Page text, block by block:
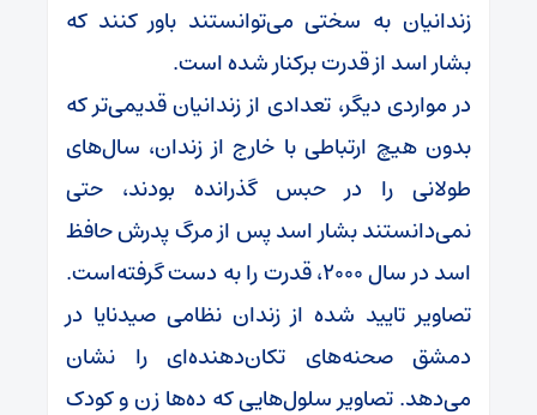
زندانیان به سختی می‌توانستند باور کنند که
بشار اسد از قدرت برکنار شده‌ است.
در مواردی دیگر، تعدادی از زندانیان قدیمی‌تر که
بدون هیچ ارتباطی با خارج از زندان، سال‌های
طولانی‌ را در حبس گذرانده‌ بودند، حتی
نمی‌دانستند بشار اسد پس از مرگ پدرش حافظ
اسد در سال ۲۰۰۰، قدرت را به دست گرفته‌است.
تصاویر تایید شده از زندان نظامی صیدنایا در
دمشق صحنه‌های تکان‌دهنده‌ای را نشان
می‌دهد. تصاویر سلول‌هایی که ده‌ها زن و کودک